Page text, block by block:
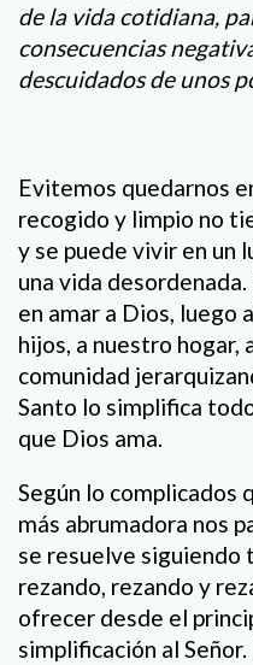
de la vida cotidiana,
consecuencias
descuidados de unos
Evitemos quedarnos
recogido y limpio no
y se puede vivir en un
una vida
en amar a Dios, luego
hijos, a nuestro hogar,
comunidad
Santo lo simplifica
que Dios ama.
Según lo complicados
más abrumadora nos
se resuelve siguiendo
rezando, rezando y
ofrecer desde el
simplificación al